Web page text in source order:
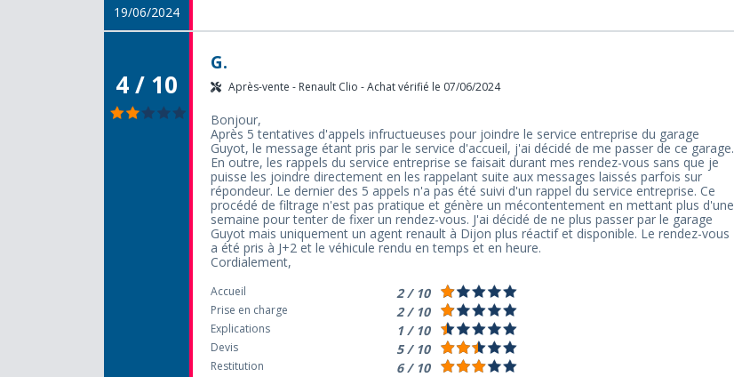
19/06/2024
4 / 10
G.
Après-vente - Renault Clio - Achat vérifié le 07/06/2024
Bonjour,
Après 5 tentatives d'appels infructueuses pour joindre le service entreprise du garage
Guyot, le message étant pris par le service d'accueil, j'ai décidé de me passer de ce garage.
En outre, les rappels du service entreprise se faisait durant mes rendez-vous sans que je
puisse les joindre directement en les rappelant suite aux messages laissés parfois sur
répondeur. Le dernier des 5 appels n'a pas été suivi d'un rappel du service entreprise. Ce
procédé de filtrage n'est pas pratique et génère un mécontentement en mettant plus d'une
semaine pour tenter de fixer un rendez-vous. J'ai décidé de ne plus passer par le garage
Guyot mais uniquement un agent renault à Dijon plus réactif et disponible. Le rendez-vous
a été pris à J+2 et le véhicule rendu en temps et en heure.
Cordialement,
Accueil 2 / 10
Prise en charge 2 / 10
Explications 1 / 10
Devis 5 / 10
Restitution 6 / 10